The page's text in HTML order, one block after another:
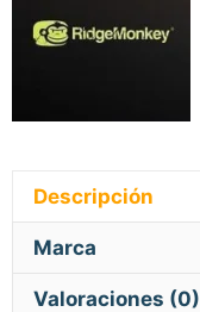
Descripción
Marca
Valoraciones (0)